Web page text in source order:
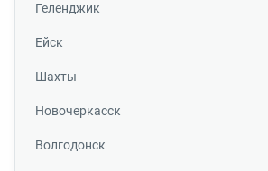
Геленджик
Ейск
Шахты
Новочеркасск
Волгодонск